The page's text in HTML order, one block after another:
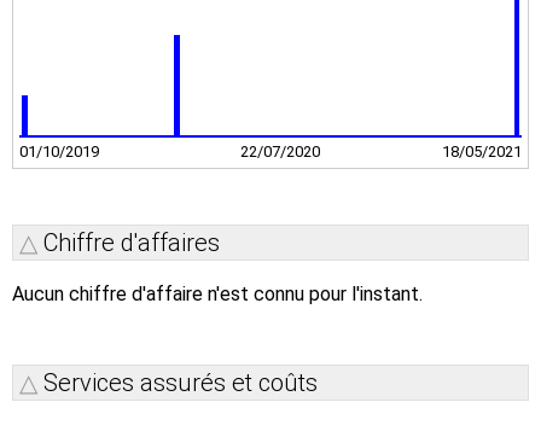
01/10/2019 22/07/2020 18/05/2021
Chiffre d'affaires
Aucun chiffre d'affaire n'est connu pour l'instant.
Services assurés et coûts